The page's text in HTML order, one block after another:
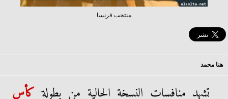
منتخب فرنسا
هنا محمد
تشهد منافسات النسخة الحالية من بطولة كأس